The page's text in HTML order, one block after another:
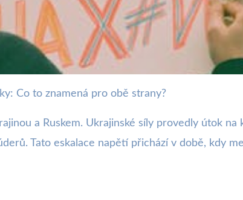
mezi Ukrajinou a
Co to znamená pro obě strany?
a Ruskem. Ukrajinské síly provedly útok na
Tato eskalace napětí přichází v době, kdy